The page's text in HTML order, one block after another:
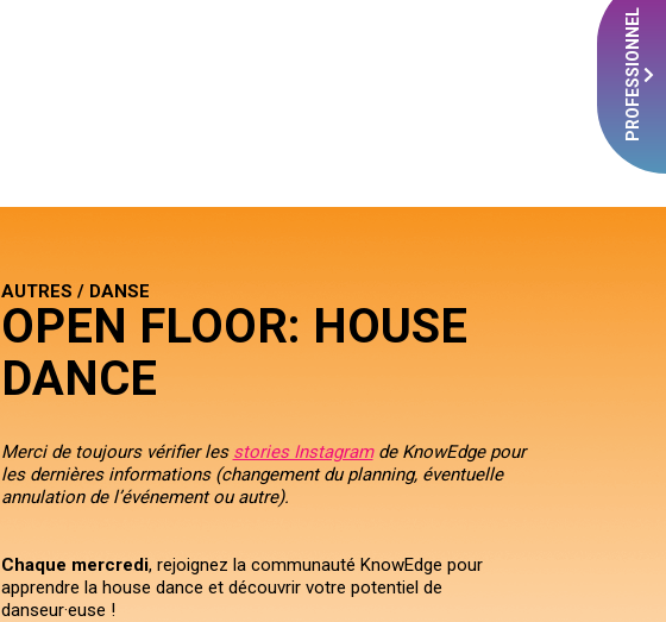
PROFESSIONNEL
AUTRES / DANSE
OPEN FLOOR: HOUSE
DANCE
Merci de toujours vérifier les stories Instagramde KnowEdgepour
les dernières informations (changement du planning, éventuelle
annulation de l’événement ou autre).
Chaque mercredi, rejoignez la communauté KnowEdge pour
apprendre la house dance et découvrir votre potentiel de
danseur·euse !